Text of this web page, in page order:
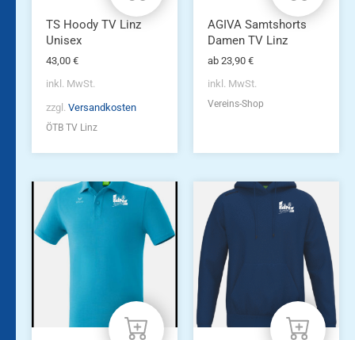
Produktseite
gewählt
werden
TS Hoody TV Linz
Unisex
43,00 €
inkl. MwSt.
zzgl. Versandkosten
ÖTB TV Linz
Produktseite
gewählt
werden
AGIVA Samtshorts
Damen TV Linz
ab 23,90 €
inkl. MwSt.
Vereins-Shop
Dieses
Produkt
weist
mehrere
Varianten
können
Dieses
Produkt
weist
Varianten
auf.
Die
Optionen
können
auf